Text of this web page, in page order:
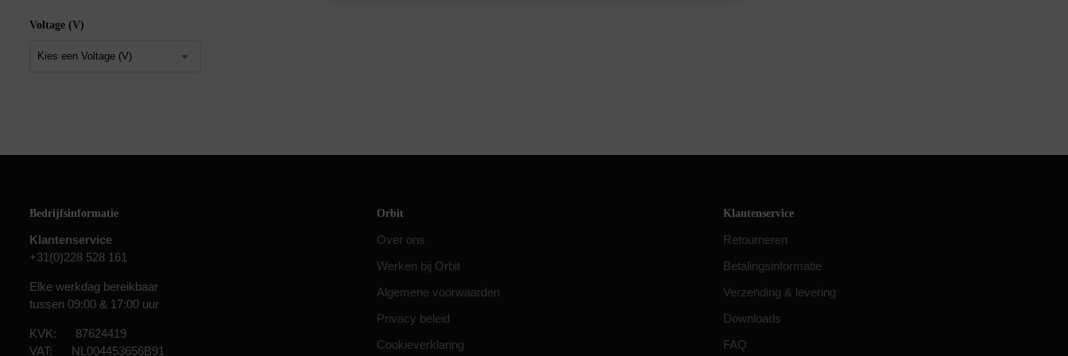
Voltage (V)
Bedrijfsinformatie
Klantenservice
+31(0)228 528 161
Elke werkdag bereikbaar
tussen 09:00 & 17:00 uur
KVK: 87624419
VAT: NL004453656B91
Orbit
Over ons
Werken bij Orbit
Algemene voorwaarden
Privacy beleid
Cookieverklaring
Klantenservice
Retourneren
Betalingsinformatie
Verzending & levering
Downloads
FAQ